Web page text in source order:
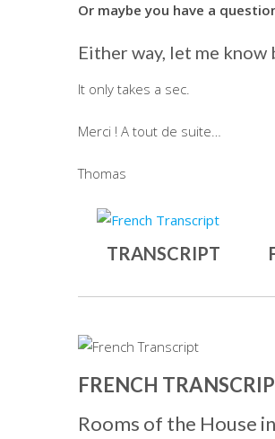
Or maybe you have a
Either way, let me know
It only takes a sec.
Merci ! A tout de suite…
Thomas
TRANSCRIPT
FRENCH
Rooms of the House